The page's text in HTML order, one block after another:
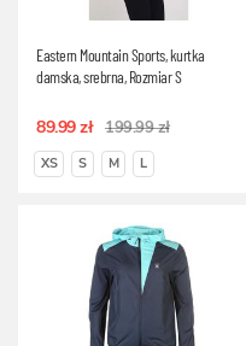
Eastern Mountain Sports, kurtka
damska, srebrna, Rozmiar S
89.99 zł 199.99 zł
XS S M L